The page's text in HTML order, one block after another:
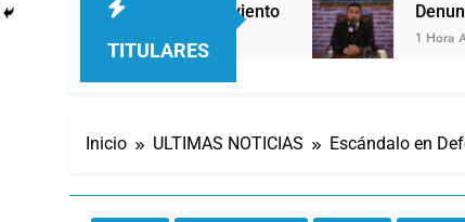
TITULARES
de viento Denunciaron penalmente
1 Hora Atrás
Inicio ULTIMAS NOTICIAS Escándalo en